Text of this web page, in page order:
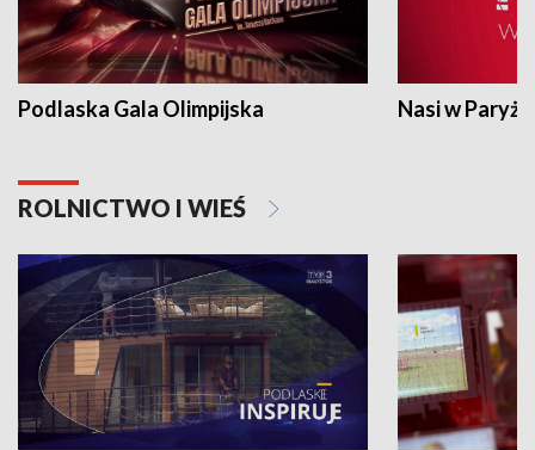
Podlaska Gala Olimpijska Nasi w Paryżu
ROLNICTWO I WIEŚ